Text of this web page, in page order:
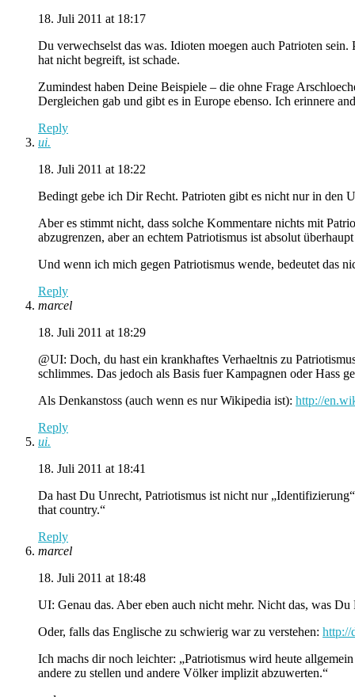
18. Juli 2011 at 18:17
Du verwechselst das was. Idioten moegen auch Patrioten
hat nicht begreift, ist schade.
Zumindest haben Deine Beispiele – die ohne Frage
Dergleichen gab und gibt es in Europe ebenso. Ich erinnere
Reply
ui.
18. Juli 2011 at 18:22
Bedingt gebe ich Dir Recht. Patrioten gibt es nicht nur in den
Aber es stimmt nicht, dass solche Kommentare nichts mit
abzugrenzen, aber an echtem Patriotismus ist absolut
Und wenn ich mich gegen Patriotismus wende, bedeutet das
Reply
marcel
18. Juli 2011 at 18:29
@UI: Doch, du hast ein krankhaftes Verhaeltnis zu
schlimmes. Das jedoch als Basis fuer Kampagnen oder Hass
Als Denkanstoss (auch wenn es nur Wikipedia ist): http://
Reply
ui.
18. Juli 2011 at 18:41
Da hast Du Unrecht, Patriotismus ist nicht nur
that country.“
Reply
marcel
18. Juli 2011 at 18:48
UI: Genau das. Aber eben auch nicht mehr. Nicht das, was Du
Oder, falls das Englische zu schwierig war zu verstehen: http://
Ich machs dir noch leichter: „Patriotismus wird heute
andere zu stellen und andere Völker implizit abzuwerten.“